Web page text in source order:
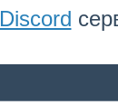
Discord